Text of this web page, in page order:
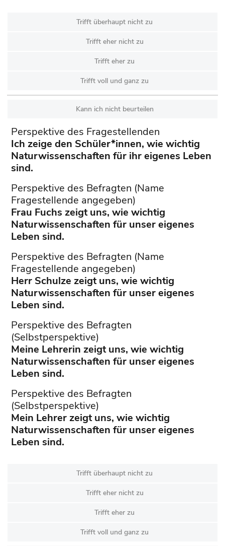
Trifft überhaupt nicht zu
Trifft eher nicht zu
Trifft eher zu
Trifft voll und ganz zu
Kann ich nicht beurteilen
Perspektive des Fragestellenden
Ich zeige den Schüler*innen, wie wichtig
Naturwissenschaften für ihr eigenes Leben
sind.
Perspektive des Befragten (Name
Fragestellende angegeben)
Frau Fuchs zeigt uns, wie wichtig
Naturwissenschaften für unser eigenes
Leben sind.
Perspektive des Befragten (Name
Fragestellende angegeben)
Herr Schulze zeigt uns, wie wichtig
Naturwissenschaften für unser eigenes
Leben sind.
Perspektive des Befragten
(Selbstperspektive)
Meine Lehrerin zeigt uns, wie wichtig
Naturwissenschaften für unser eigenes
Leben sind.
Perspektive des Befragten
(Selbstperspektive)
Mein Lehrer zeigt uns, wie wichtig
Naturwissenschaften für unser eigenes
Leben sind.
Trifft überhaupt nicht zu
Trifft eher nicht zu
Trifft eher zu
Trifft voll und ganz zu